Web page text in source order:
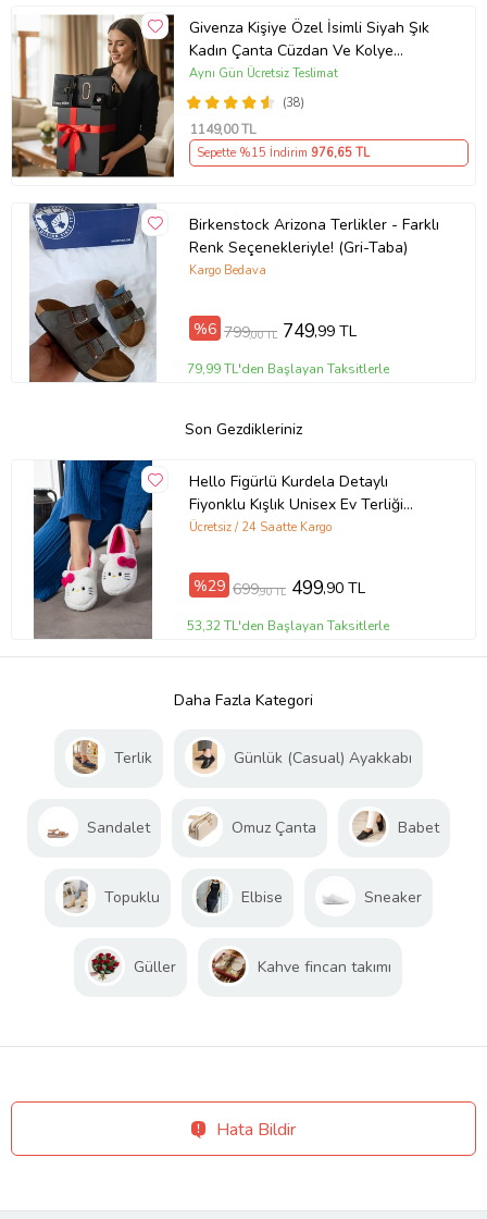
Givenza Kişiye Özel İsimli Siyah Şık
Kadın Çanta Cüzdan Ve Kolye
Hediyeli & Hediye Kutusu Seti
(D.Siyah)
(38)
Aynı Gün Ücretsiz Teslimat
1149,00 TL
Sepette %15 İndirim 976,65 TL
Birkenstock Arizona Terlikler - Farklı
Renk Seçenekleriyle! (Gri-Taba)
Kargo Bedava
%6 799,00 TL 749,99 TL
79,99 TL'den Başlayan Taksitlerle
Son Gezdikleriniz
Hello Figürlü Kurdela Detaylı
Fiyonklu Kışlık Unisex Ev Terliği
Kaydırmaz Taban (Fuşya-Beyaz)
Ücretsiz / 24 Saatte Kargo
%29 699,90 TL 499,90 TL
53,32 TL'den Başlayan Taksitlerle
Daha Fazla Kategori
Terlik Günlük (Casual) Ayakkabı
Sandalet Omuz Çanta Babet
Topuklu Elbise Sneaker
Güller Kahve fincan takımı
Hata Bildir